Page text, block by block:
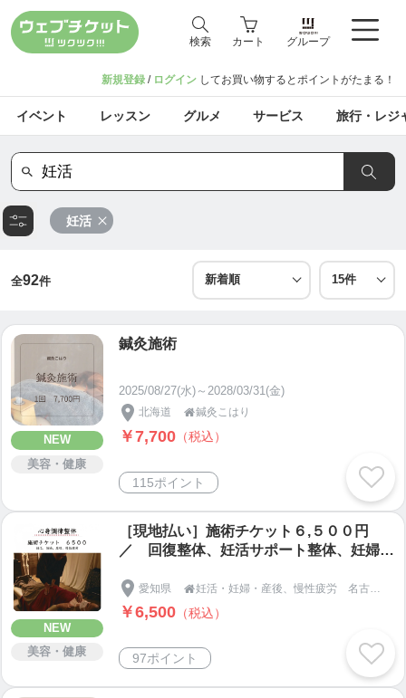
検索 カート グループ
新規登録 / ログイン してお買い物するとポイントがたまる！
イベント レッスン グルメ サービス 旅行・レジ
妊活
全92件
NEW
美容・健康
鍼灸施術
2025/08/27(水)～2028/03/31(金)
北海道 鍼灸こはり
￥7,700 （税込）
115ポイント
NEW
美容・健康
［現地払い］施術チケット６,５００円
／ 回復整体、妊活サポート整体、妊婦整
愛知県 
￥6,500 （税込）
97ポイント